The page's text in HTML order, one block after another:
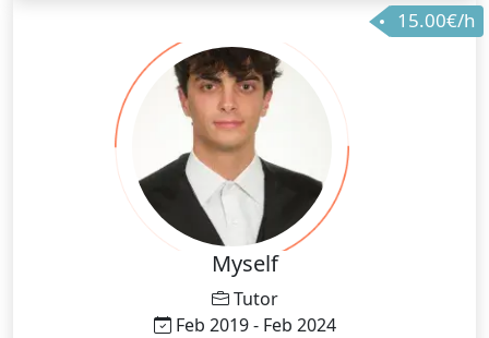
15.00€/h
Myself
Tutor
Feb 2019 - Feb 2024